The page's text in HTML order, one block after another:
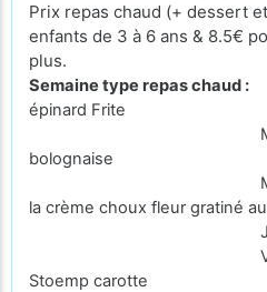
Prix repas chaud (+ dessert
enfants de 3 à 6 ans & 8.5€
plus.
Semaine type repas chaud :
épinard Frite
Mardi :
bolognaise
Mercredi :
la crème choux fleur gratiné
Jeudi ;
Vendredi :
Stoemp carotte